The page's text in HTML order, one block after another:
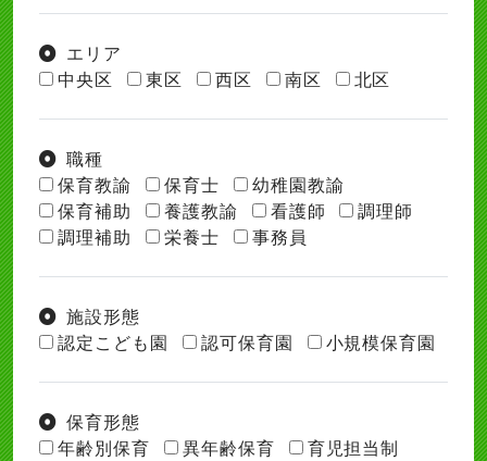
エリア
中央区
東区 西区 南区 北区
職種
保育教諭
保育士
幼稚園教諭
保育補助
養護教諭 看護師
調理師
調理補助
栄養士 事務員
施設形態
認定こども園
認可保育園 小規模保育園
保育形態
年齢別保育
異年齢保育 育児担当制